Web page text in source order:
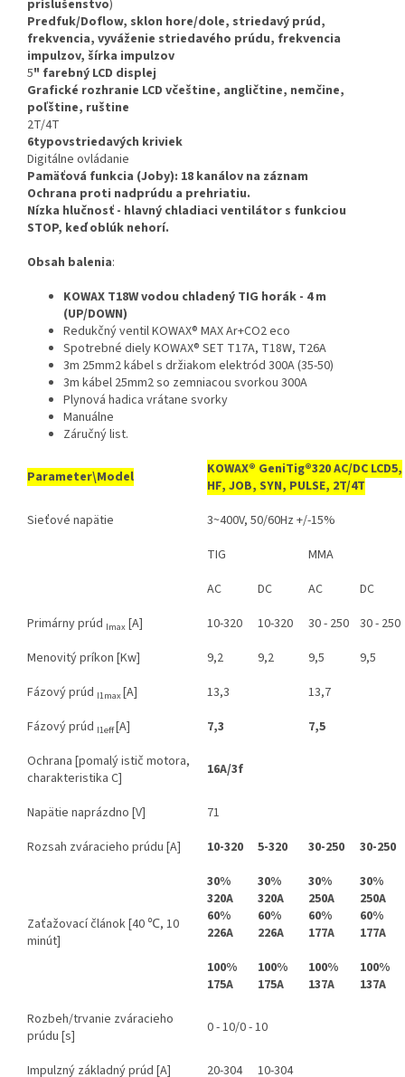
príslušenstvo)
Predfuk/Doflow, sklon hore/dole, striedavý prúd,
frekvencia, vyváženie striedavého prúdu, frekvencia
impulzov, šírka impulzov
5" farebný LCD displej
Grafické rozhranie LCD včeštine, angličtine, nemčine,
poľštine, ruštine
2T/4T
6typovstriedavých kriviek
Digitálne ovládanie
Pamäťová funkcia (Joby): 18 kanálov na záznam
Ochrana proti nadprúdu a prehriatiu.
Nízka hlučnosť - hlavný chladiaci ventilátor s funkciou
STOP, keď oblúk nehorí.
Obsah balenia:
KOWAX T18W vodou chladený TIG horák - 4 m
(UP/DOWN)
Redukčný ventil KOWAX® MAX Ar+CO2 eco
Spotrebné diely KOWAX® SET T17A, T18W, T26A
3m 25mm2 kábel s držiakom elektród 300A (35-50)
3m kábel 25mm2 so zemniacou svorkou 300A
Plynová hadica vrátane svorky
Manuálne
Záručný list.
Parameter\Model
KOWAX® GeniTig®320 AC/DC LCD5,
HF, JOB, SYN, PULSE, 2T/4T
Sieťové napätie
3~400V, 50/60Hz +/-15%
TIG
MMA
AC
DC AC
DC
Primárny prúd Imax [A] 10-320 10-320 30 - 250 30 - 250
Menovitý príkon [Kw]
9,2 9,2 9,5
9,5
Fázový prúd I1max[A] 13,3
13,7
Fázový prúd I1eff[A] 7,3
7,5
Ochrana [pomalý istič motora,
charakteristika C]
16A/3f
Napätie naprázdno [V]
71
Rozsah zváracieho prúdu [A]
10-320 5-320 30-250 30-250
Zaťažovací článok [40 ℃, 10
minút]
30%
320A
60%
226A
30%
320A
60%
226A
30%
250A
60%
177A
30%
250A
60%
177A
100%
175A
100%
175A
100%
137A
100%
137A
Rozbeh/trvanie zváracieho
prúdu [s]
0 - 10/0 - 10
Impulzný základný prúd [A] 20-304
10-304